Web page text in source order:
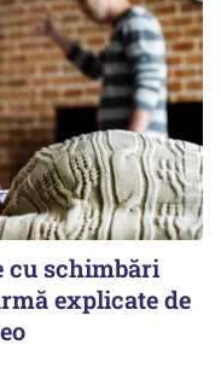
cu schimbări
explicate de